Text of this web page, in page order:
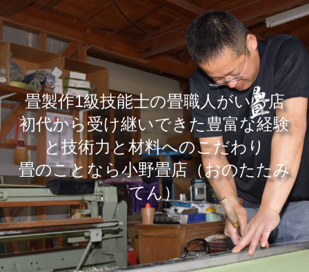
畳製作1級技能士の畳職人がいる店
​初代から受け継いできた豊富な経験
と技術力と材料へのこだわり
畳のことなら小野畳店（おのたたみ
てん）